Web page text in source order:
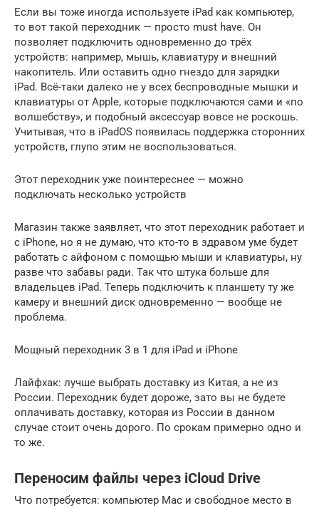
Если вы тоже иногда используете iPad как компьютер,
то вот такой переходник — просто must have. Он
позволяет подключить одновременно до трёх
устройств: например, мышь, клавиатуру и внешний
накопитель. Или оставить одно гнездо для зарядки
iPad. Всё-таки далеко не у всех беспроводные мышки и
клавиатуры от Apple, которые подключаются сами и «по
волшебству», и подобный аксессуар вовсе не роскошь.
Учитывая, что в iPadOS появилась поддержка сторонних
устройств, глупо этим не воспользоваться.
Этот переходник уже поинтереснее — можно
подключать несколько устройств
Магазин также заявляет, что этот переходник работает и
с iPhone, но я не думаю, что кто-то в здравом уме будет
работать с айфоном с помощью мыши и клавиатуры, ну
разве что забавы ради. Так что штука больше для
владельцев iPad. Теперь подключить к планшету ту же
камеру и внешний диск одновременно — вообще не
проблема.
Мощный переходник 3 в 1 для iPad и iPhone
Лайфхак: лучше выбрать доставку из Китая, а не из
России. Переходник будет дороже, зато вы не будете
оплачивать доставку, которая из России в данном
случае стоит очень дорого. По срокам примерно одно и
то же.
Переносим файлы через iCloud Drive
Что потребуется: компьютер Mac и свободное место в